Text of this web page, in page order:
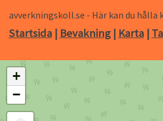
avverkningskoll.se - Här kan du
Startsida| Bevakning| Karta|
+
−